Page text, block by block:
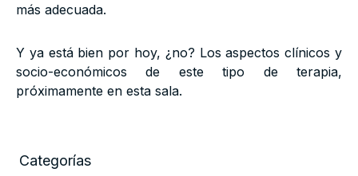
Categorías
más adecuada.
Y ya está bien por hoy, ¿no? Los aspectos clínicos y
socio-económicos de este tipo de terapia,
próximamente en esta sala.